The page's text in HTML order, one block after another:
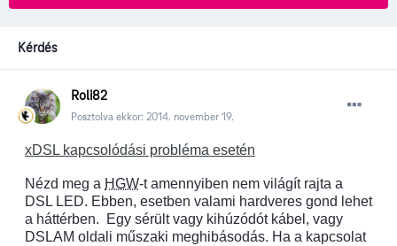
Kérdés
Roli82
Posztolva ekkor: 2014. november 19.
xDSL kapcsolódási probléma esetén
Nézd meg a HGW-t amennyiben nem világít rajta a
DSL LED. Ebben, esetben valami hardveres gond lehet
a háttérben.
Egy sérült vagy kihúzódót kábel, vagy
DSLAM oldali műszaki meghibásodás. Ha a kapcsolat